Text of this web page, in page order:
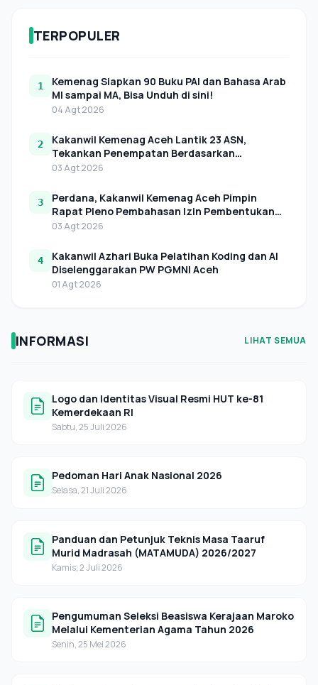
TERPOPULER
1
Kemenag Siapkan 90 Buku PAI dan Bahasa Arab
MI sampai MA, Bisa Unduh di sini!
04 Agt 2026
2
Kakanwil Kemenag Aceh Lantik 23 ASN,
Tekankan Penempatan Berdasarkan
Kebutuhan Organisasi
03 Agt 2026
3
Perdana, Kakanwil Kemenag Aceh Pimpin
Rapat Pleno Pembahasan Izin Pembentukan
LAZNAS Perwakilan di Aceh
03 Agt 2026
4
Kakanwil Azhari Buka Pelatihan Koding dan AI
Diselenggarakan PW PGMNI Aceh
01 Agt 2026
INFORMASI LIHAT SEMUA
Logo dan Identitas Visual Resmi HUT ke-81
Kemerdekaan RI
Sabtu, 25 Juli 2026
Pedoman Hari Anak Nasional 2026
Selasa, 21 Juli 2026
Panduan dan Petunjuk Teknis Masa Taaruf
Murid Madrasah (MATAMUDA) 2026/2027
Kamis, 2 Juli 2026
Pengumuman Seleksi Beasiswa Kerajaan Maroko
Melalui Kementerian Agama Tahun 2026
Senin, 25 Mei 2026